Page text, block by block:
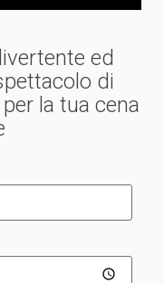
ed
di
la tua cena